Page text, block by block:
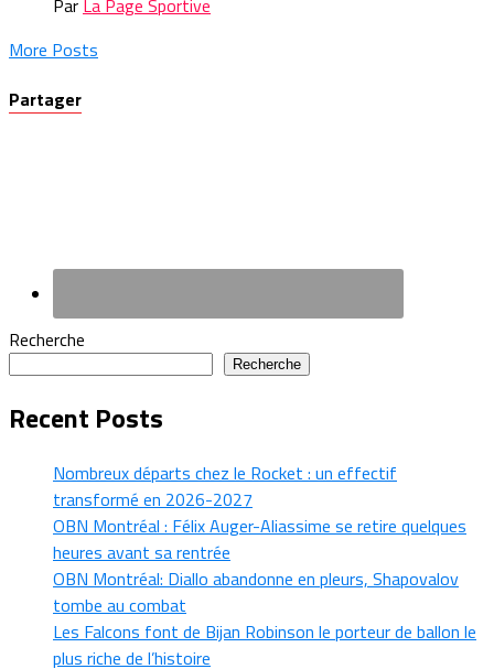
More Posts
Partager
Recherche
Recherche
Recent Posts
Nombreux départs chez le Rocket : un effectif
transformé en 2026-2027
OBN Montréal : Félix Auger-Aliassime se retire quelques
heures avant sa rentrée
OBN Montréal: Diallo abandonne en pleurs, Shapovalov
tombe au combat
Les Falcons font de Bijan Robinson le porteur de ballon le
plus riche de l’histoire